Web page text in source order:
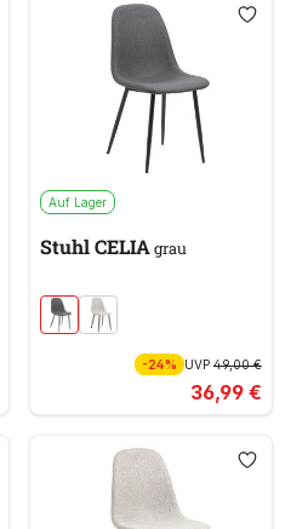
Auf Lager
Stuhl CELIAgrau
-24% UVP49,00 €
36,99 €